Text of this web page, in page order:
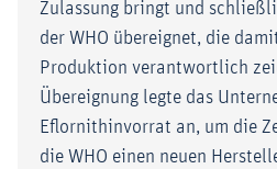
Zulassung bringt und
der WHO übereignet, die
Produktion verantwortlich
Übereignung legte das
Eflornithinvorrat an, um die
die WHO einen neuen